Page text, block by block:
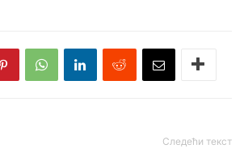
Следећи текст